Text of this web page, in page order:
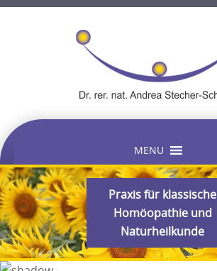
content
MENU
Praxis für klassische
Homöopathie und
Naturheilkunde